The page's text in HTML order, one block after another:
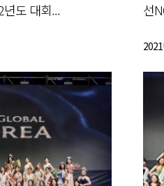
도 대회...
선